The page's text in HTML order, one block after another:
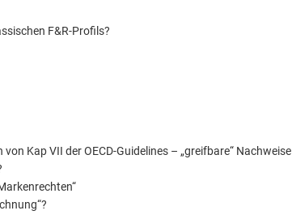
F&R-Profils?
Kap VII der OECD-Guidelines – „greifbare“ Nachweise